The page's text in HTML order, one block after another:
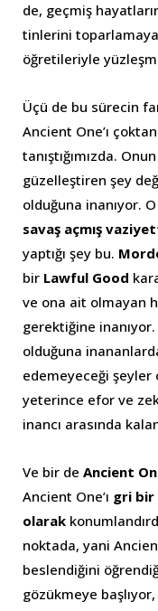
de, geçmiş
tinlerini toparlamaya
öğretileriyle
Üçü de bu sürecin
Ancient One’ı
tanıştığımızda.
güzelleştiren şey
olduğuna inanıyor.
savaş açmış
yaptığı şey bu.
bir Lawful Good
ve ona ait olmayan
gerektiğine
olduğuna
edemeyeceği şeyler
yeterince efor ve
inancı arasında
Ve bir de Ancient
Ancient One’ı gri bir
olarak
noktada, yani
beslendiğini
gözükmeye